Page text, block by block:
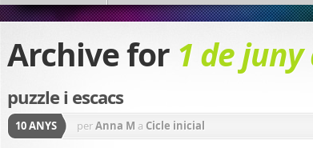
Archive for 1 de juny
puzzle i escacs
10 ANYS perAnna M a Cicle inicial